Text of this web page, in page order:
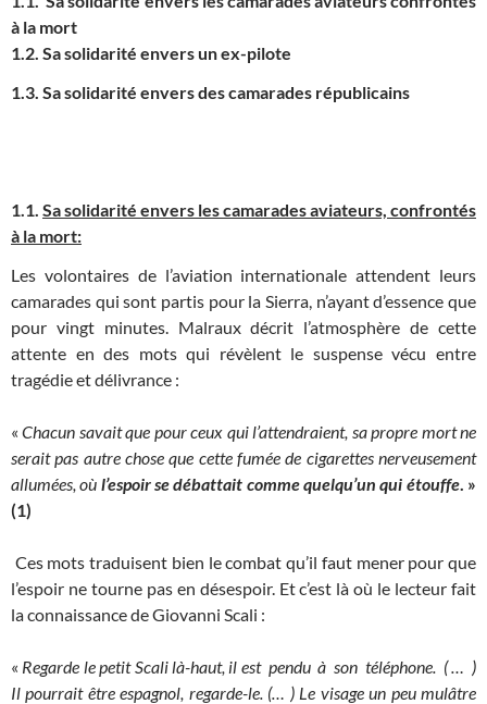
à la mort
1.2. Sa solidarité envers un ex-pilote
1.3. Sa solidarité envers des camarades républicains
1.1. Sa solidarité envers les camarades aviateurs, confrontés
à la mort:
Les volontaires de l’aviation internationale attendent leurs
camarades qui sont partis pour la Sierra, n’ayant d’essence que
pour vingt minutes. Malraux décrit l’atmosphère de cette
attente en des mots qui révèlent le suspense vécu entre
tragédie et délivrance :
«Chacun savait que pour ceux qui l’attendraient, sa propre mort ne
serait pas autre chose que cette fumée de cigarettes nerveusement
allumées, où l’espoir se débattait comme quelqu’un qui étouffe. »
(1)
Ces mots traduisent bien le combat qu’il faut mener pour que
l’espoir ne tourne pas en désespoir. Et c’est là où le lecteur fait
la connaissance de Giovanni Scali :
« Regarde le petit Scali là-haut, il est pendu à son téléphone. ( … )
Il pourrait être espagnol, regarde-le. (… ) Le visage un peu mulâtre